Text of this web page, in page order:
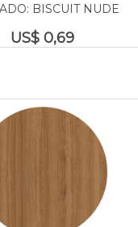
BISCUIT NUDE
US$0,69